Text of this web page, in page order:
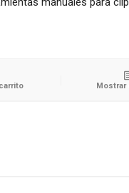
Mostrar